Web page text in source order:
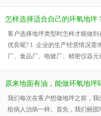
别，同时与溶剂型环氧树脂涂料
子的粒径，在保证水性环氧固化
子的粒径较小时，
怎样选择适合自己的环氧地坪
客户选择地坪类型时怎样才能做
优良呢? 1. 企业的生产经营情况需
厂、食品厂、电镀厂、精密仪器
企业，根据不同的需要，选择侧
原来地面有油，能做环氧地坪
我们每次在客户想做地坪之前，
给病人治病一样。首先，我们丽